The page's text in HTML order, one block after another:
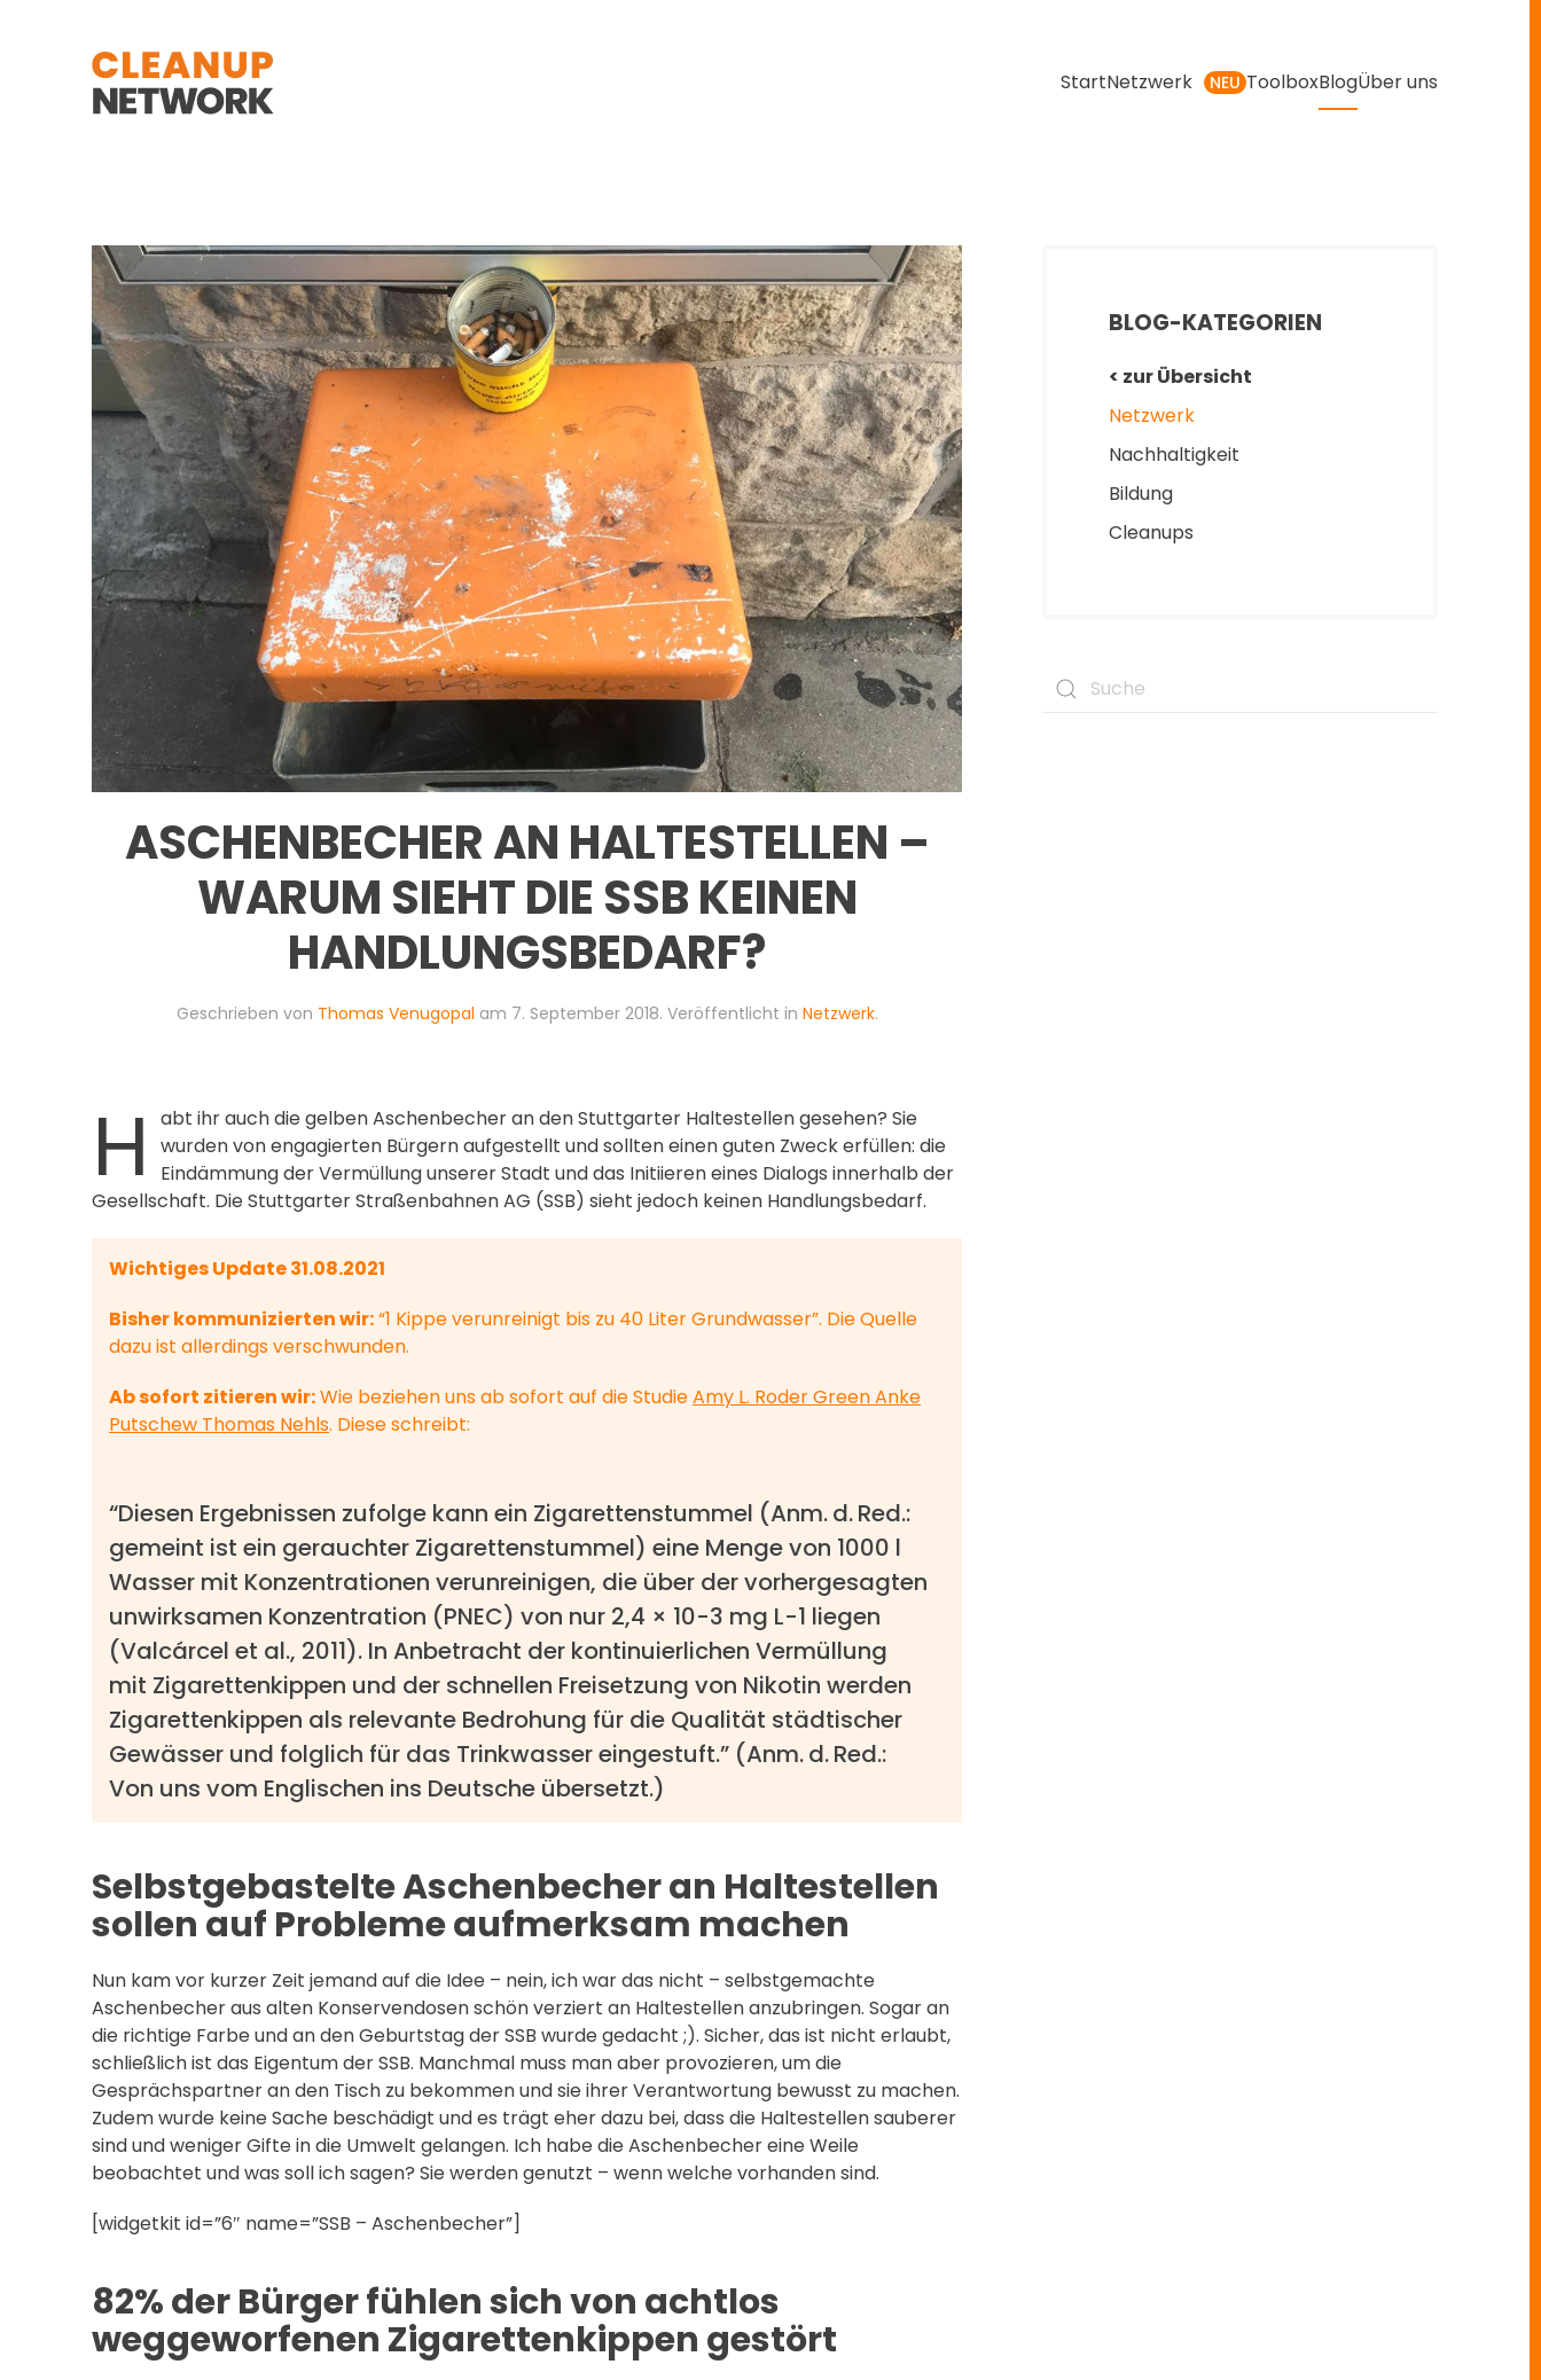
Zum Hauptinhalt springen StartNetzwerk NEU ToolboxBlogÜber uns
ASCHENBECHER AN HALTESTELLEN –
WARUM SIEHT DIE SSB KEINEN
HANDLUNGSBEDARF?
Geschrieben von Thomas Venugopal am 7. September 2018. Veröffentlicht in Netzwerk.
H
abt ihr auch die gelben Aschenbecher an den Stuttgarter Haltestellen gesehen? Sie
wurden von engagierten Bürgern aufgestellt und sollten einen guten Zweck erfüllen: die
Eindämmung der Vermüllung unserer Stadt und das Initiieren eines Dialogs innerhalb der
Gesellschaft. Die Stuttgarter Straßenbahnen AG (SSB) sieht jedoch keinen Handlungsbedarf.
Wichtiges Update 31.08.2021
Bisher kommunizierten wir:“1 Kippe verunreinigt bis zu 40 Liter Grundwasser”. Die Quelle
dazu ist allerdings verschwunden.
Ab sofort zitieren wir:Wie beziehen uns ab sofort auf die StudieAmy L. Roder Green Anke
Putschew Thomas Nehls. Diese schreibt:
“Diesen Ergebnissen zufolge kann ein Zigarettenstummel (Anm. d. Red.:
gemeint ist ein gerauchter Zigarettenstummel) eine Menge von 1000 l
Wasser mit Konzentrationen verunreinigen, die über der vorhergesagten
unwirksamen Konzentration (PNEC) von nur 2,4 × 10-3 mg L-1 liegen
(Valcárcel et al., 2011). In Anbetracht der kontinuierlichen Vermüllung
mit Zigarettenkippen und der schnellen Freisetzung von Nikotin werden
Zigarettenkippen als relevante Bedrohung für die Qualität städtischer
Gewässer und folglich für das Trinkwasser eingestuft.” (Anm. d. Red.:
Von uns vom Englischen ins Deutsche übersetzt.)
Selbstgebastelte Aschenbecher an Haltestellen
sollen auf Probleme aufmerksam machen
Nun kam vor kurzer Zeit jemand auf die Idee – nein, ich war das nicht – selbstgemachte
Aschenbecher aus alten Konservendosen schön verziert an Haltestellen anzubringen. Sogar an
die richtige Farbe und an den Geburtstag der SSB wurde gedacht ;). Sicher, das ist nicht erlaubt,
schließlich ist das Eigentum der SSB. Manchmal muss man aber provozieren, um die
Gesprächspartner an den Tisch zu bekommen und sie ihrer Verantwortung bewusst zu machen.
Zudem wurde keine Sache beschädigt und es trägt eher dazu bei, dass die Haltestellen sauberer
sind und weniger Gifte in die Umwelt gelangen. Ich habe die Aschenbecher eine Weile
beobachtet und was soll ich sagen? Sie werden genutzt – wenn welche vorhanden sind.
[widgetkit id=”6″ name=”SSB – Aschenbecher”]
82% der Bürger fühlen sich von achtlos
weggeworfenen Zigarettenkippen gestört
BLOG-KATEGORIEN
< zur Übersicht
Netzwerk
Nachhaltigkeit
Bildung
Cleanups